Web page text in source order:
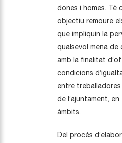
dones i homes. Té
objectiu remoure
que impliquin la
qualsevol mena de
amb la finalitat
condicions
entre
de l’ajuntament,
àmbits.
Del procés